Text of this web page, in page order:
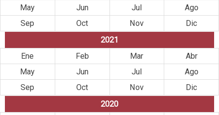
May
Jun Jul
Ago
Sep
Oct Nov
Dic
2021
Ene
Feb Mar
Abr
May
Jun Jul
Ago
Sep
Oct Nov
Dic
2020